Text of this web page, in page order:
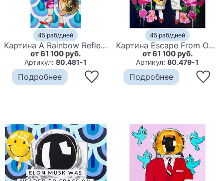
45 раб/дней
Картина A Rainbow Reflection and My Birkin Carries My Emotional Baggage
от 61 100 руб.
Артикул:80.481-1
Подробнее
45 раб/дней
Картина Escape From Oz and the Thorns on the Roses
от 61 100 руб.
Артикул:80.479-1
Подробнее